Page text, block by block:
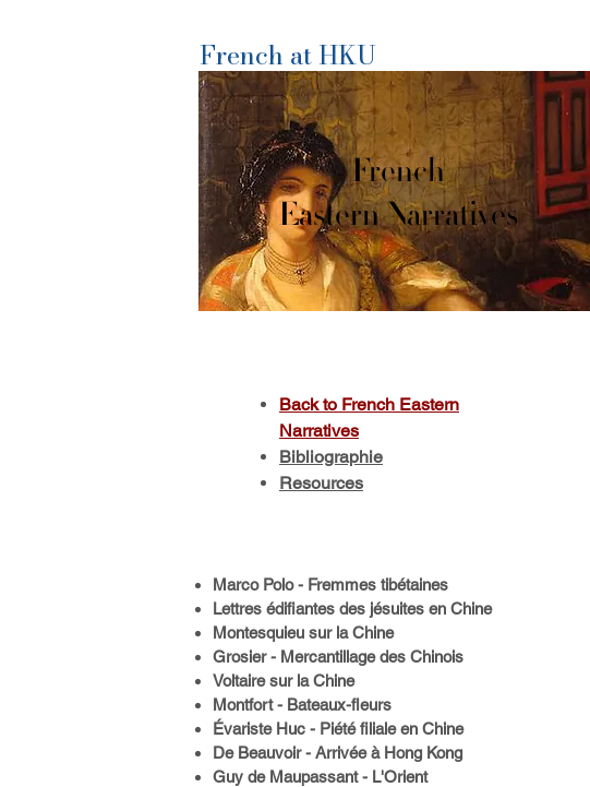
French at HKU
French
Eastern Narratives
Back to French Eastern
Narratives
Bibliographie
Resources
Marco Polo - Fremmes tibétaines
Lettres édifiantes des jésuites en Chine
Montesquieu sur la Chine
Grosier - Mercantillage des Chinois
Voltaire sur la Chine
Montfort - Bateaux-fleurs
Évariste Huc - Piété filiale en Chine
De Beauvoir - Arrivée à Hong Kong
Guy de Maupassant - L'Orient